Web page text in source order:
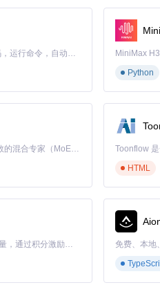
必需
分高级设置可能无法生效；
Claude Code 的开源替代方案。连接任意大模型，编辑代码，运行命令，自动验证 — 全自动执行。用 Rust 构建，极致性能。 ｜ An open-source alternative to Claude Code. Connect any LLM, edit code, run commands, and verify changes — autonomously. Built in Rust for speed. Get Started
Python
Kimi K3 是Kimi能力最强的模型：这是一个拥有 2.8 万亿参数的混合专家（MoE）模型，具备原生视觉理解能力，并支持 100 万 token 的上下文窗口。
HTML
「源启盛夏」暑期校园开发者成长计划旨在激活校园开源力量，通过积分激励、认证扶持、资源倾斜等形式，引导高校组织和开发者完成「入驻 — 建项目 — 做贡献 — 获认证 — 得资源」的完整闭环。无论你是想带领社团入驻平台的组织者，还是希望用代码贡献证明自己的开发者，都能在这里找到属于你的成长路径。